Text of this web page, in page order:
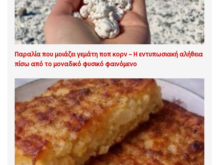
Παραλία που μοιάζει γεμάτη ποπ κορν – Η εντυπωσιακή αλήθεια
πίσω από το μοναδικό φυσικό φαινόμενο